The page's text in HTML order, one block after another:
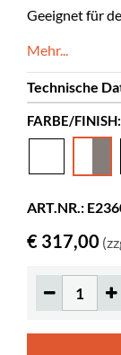
Geeignet für
Mehr...
Technische
Höhe
Material
PE
FARBE/FINISH:
ART.NR.:
€ 317,00